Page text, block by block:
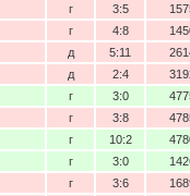
г 3:5
г 4:8
д 5:11
д 2:4
г 3:0
г 3:8
г 10:2
г 3:0
г 3:6